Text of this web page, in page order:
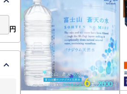
円